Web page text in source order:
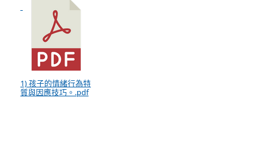
1) 孩子的情緒行為特
質與因應技巧。.pdf